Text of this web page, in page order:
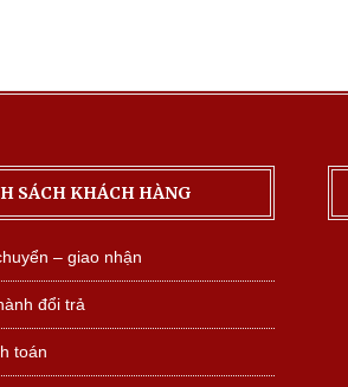
SÁCH KHÁCH HÀNG
– giao nhận
đổi trả
toán